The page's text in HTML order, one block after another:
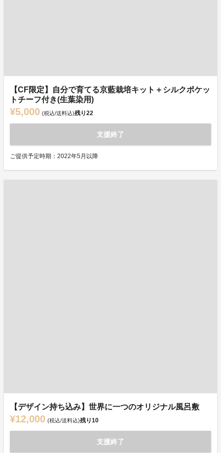
【CF限定】自分で育てる京藍栽培キット＋シルクポケッ
トチーフ付き(生葉染用)
¥5,000 (税込/送料込)残り22
支援終了
ご提供予定時期：2022年5月以降
【デザイン持ち込み】世界に一つのオリジナル風呂敷
¥12,000 (税込/送料込)残り10
支援終了